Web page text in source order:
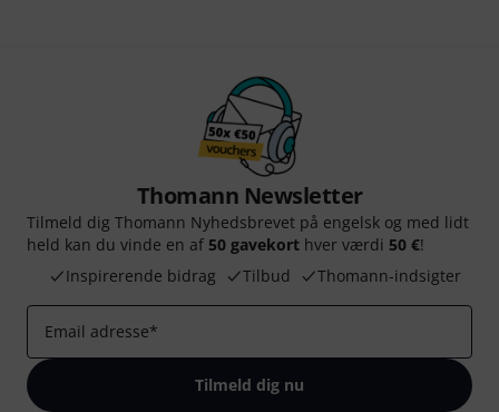
Thomann Newsletter
Tilmeld dig Thomann Nyhedsbrevet på engelsk og med lidt
held kan du vinde en af 50 gavekort hver værdi 50 €!
Inspirerende bidrag
Tilbud Thomann-indsigter
Email adresse*
Tilmeld dig nu